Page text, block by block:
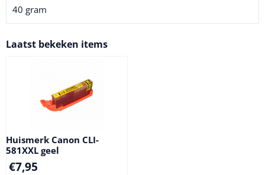
40 gram
Laatst bekeken items
Huismerk Canon CLI-
581XXL geel
€7,95